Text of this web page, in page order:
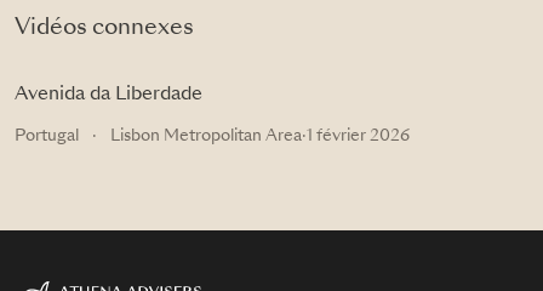
Vidéos connexes
Avenida da Liberdade
Portugal · Lisbon Metropolitan Area· 1 février 2026